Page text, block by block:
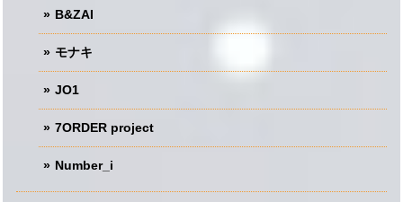
B&ZAI
モナキ
JO1
7ORDER project
Number_i